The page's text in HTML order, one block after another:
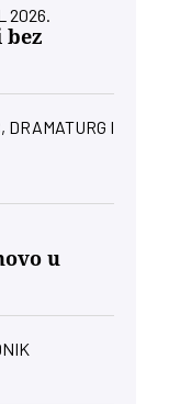
2026.
bez
I
u